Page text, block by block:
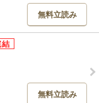
無料立読み
無料立読み